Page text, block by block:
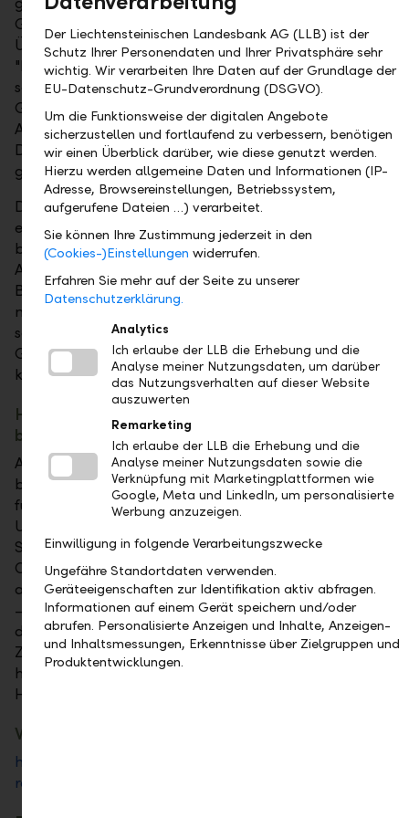
Gyöngyösi betonte, dass die Schlussjury die LLB mit
Überzeugung zur Gesamtsiegerin gewählt habe:
"Neben der korrekten Dokumentation von Zahlen
sollte ein Geschäftsbericht auch das
Geschäftsmodell den verschiedenen
Anspruchsgruppen klar und transparent darlegen.
Dies ist der Liechtensteinischen Landesbank
gelungen."
Dass eine Bank bei dem Rating den Hauptgewinn
erzielt, ist auch für das Wirtschaftsmagazin "Bilanz"
beachtlich, schliesslich seien die regulatorischen
Anforderungen umfangreicher als bei anderen
Branchen, was die Berichte schwerer verdaulich
mache. Dennoch besteche die LLB mit klarer
schnörkelloser Sprache und "erfreulich wenig
Geseier", wird ein Juror im Vorabdruck der
kommenden Ausgabe zitiert.
Hochkarätige Fachjury bewertet alle
bedeutenden Unternehmen
Anhand eines umfangreichen Kriterienkatalogs
bewerteten rund vierzig Spezialisten in drei Jurys und
fünf Kategorien die Jahresberichterstattung von 238
Unternehmen aus der Schweiz und Liechtenstein.
Sowohl die gedruckten Publikationen als auch die
Online-Geschäftsberichte wurden eingehend
analysiert. Die Beurteilung der inhaltlichen Qualität
– des Value Reportings – erfolgte unter der Führung
des Instituts für Banking und Finance der Universität
Zürich. Die visuelle Gestaltung untersuchte eine
hochkarätige Design-Jury unter Leitung der Zürcher
Hochschule der Künste.
Weitere Informationen
http://www.harbourclub.ch/de/anlasse/
rating
Der Liechtensteinischen Landesbank AG (LLB) ist der
Schutz Ihrer Personendaten und Ihrer Privatsphäre sehr
wichtig. Wir verarbeiten Ihre Daten auf der Grundlage der
EU-Datenschutz-Grundverordnung (DSGVO).
Um die Funktionsweise der digitalen Angebote
sicherzustellen und fortlaufend zu verbessern, benötigen
wir einen Überblick darüber, wie diese genutzt werden.
Hierzu werden allgemeine Daten und Informationen (IP-
Adresse, Browsereinstellungen, Betriebssystem,
aufgerufene Dateien …) verarbeitet.
Sie können Ihre Zustimmung jederzeit in den
(Cookies-)Einstellungen widerrufen.
Erfahren Sie mehr auf der Seite zu unserer
Datenschutzerklärung.
Analytics
Ich erlaube der LLB die Erhebung und die
Analyse meiner Nutzungsdaten, um darüber
das Nutzungsverhalten auf dieser Website
auszuwerten
Remarketing
Ich erlaube der LLB die Erhebung und die
Analyse meiner Nutzungsdaten sowie die
Verknüpfung mit Marketingplattformen wie
Google, Meta und LinkedIn, um personalisierte
Werbung anzuzeigen.
Einwilligung in folgende Verarbeitungszwecke
Ungefähre Standortdaten verwenden.
Geräteeigenschaften zur Identifikation aktiv abfragen.
Informationen auf einem Gerät speichern und/oder
abrufen. Personalisierte Anzeigen und Inhalte, Anzeigen-
und Inhaltsmessungen, Erkenntnisse über Zielgruppen und
Produktentwicklungen.